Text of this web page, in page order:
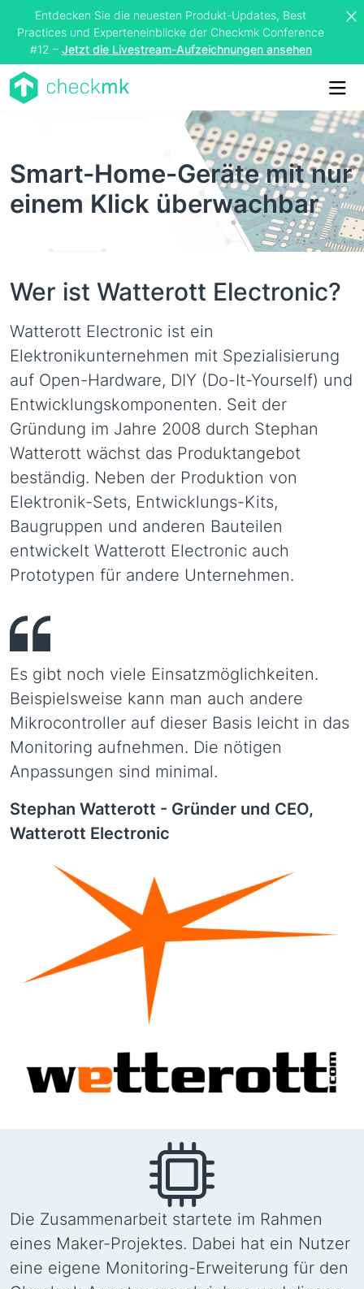
Entdecken Sie die neuesten Produkt-Updates, Best
Practices und Experteneinblicke der Checkmk Conference
#12 – Jetzt die Livestream-Aufzeichnungen ansehen
Smart-Home-Geräte mit nur
einem Klick überwachbar
Wer ist Watterott Electronic?
Watterott Electronic ist ein
Elektronikunternehmen mit Spezialisierung
auf Open-Hardware, DIY (Do-It-Yourself) und
Entwicklungskomponenten. Seit der
Gründung im Jahre 2008 durch Stephan
Watterott wächst das Produktangebot
beständig. Neben der Produktion von
Elektronik-Sets, Entwicklungs-Kits,
Baugruppen und anderen Bauteilen
entwickelt Watterott Electronic auch
Prototypen für andere Unternehmen.
Es gibt noch viele Einsatzmöglichkeiten.
Beispielsweise kann man auch andere
Mikrocontroller auf dieser Basis leicht in das
Monitoring aufnehmen. Die nötigen
Anpassungen sind minimal.
Stephan Watterott - Gründer und CEO,
Watterott Electronic
Die Zusammenarbeit startete im Rahmen
eines Maker-Projektes. Dabei hat ein Nutzer
eine eigene Monitoring-Erweiterung für den